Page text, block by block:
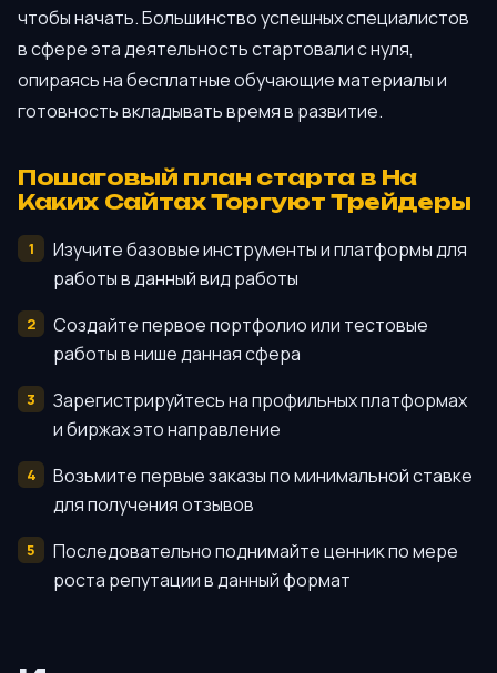
чтобы начать. Большинство успешных специалистов
в сфере эта деятельность стартовали с нуля,
опираясь на бесплатные обучающие материалы и
готовность вкладывать время в развитие.
Пошаговый план старта в На
Каких Сайтах Торгуют Трейдеры
Изучите базовые инструменты и платформы для
работы в данный вид работы
Создайте первое портфолио или тестовые
работы в нише данная сфера
Зарегистрируйтесь на профильных платформах
и биржах это направление
Возьмите первые заказы по минимальной ставке
для получения отзывов
Последовательно поднимайте ценник по мере
роста репутации в данный формат